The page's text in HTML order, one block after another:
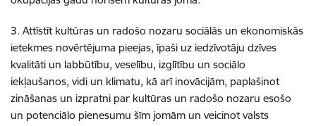
3. Attīstīt kultūras un radošo nozaru sociālās un ekonomiskās
ietekmes novērtējuma pieejas, īpaši uz iedzīvotāju dzīves
kvalitāti un labbūtību, veselību, izglītību un sociālo
iekļaušanos, vidi un klimatu, kā arī inovācijām, paplašinot
zināšanas un izpratni par kultūras un radošo nozaru esošo
un potenciālo pienesumu šīm jomām un veicinot valsts